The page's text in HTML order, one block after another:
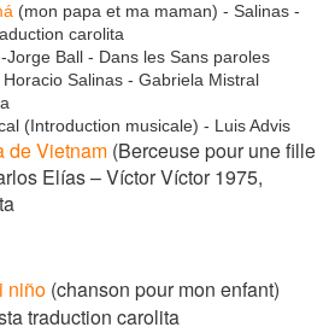
(mon papa et ma maman) - Salinas -
carolita
-Jorge Ball - Dans les Sans paroles
Horacio Salinas - Gabriela Mistral
(Introduction musicale) - Luis Advis
de Vietnam (Berceuse pour une fille
Elías – Víctor Víctor 1975,
niño (chanson pour mon enfant)
traduction carolita